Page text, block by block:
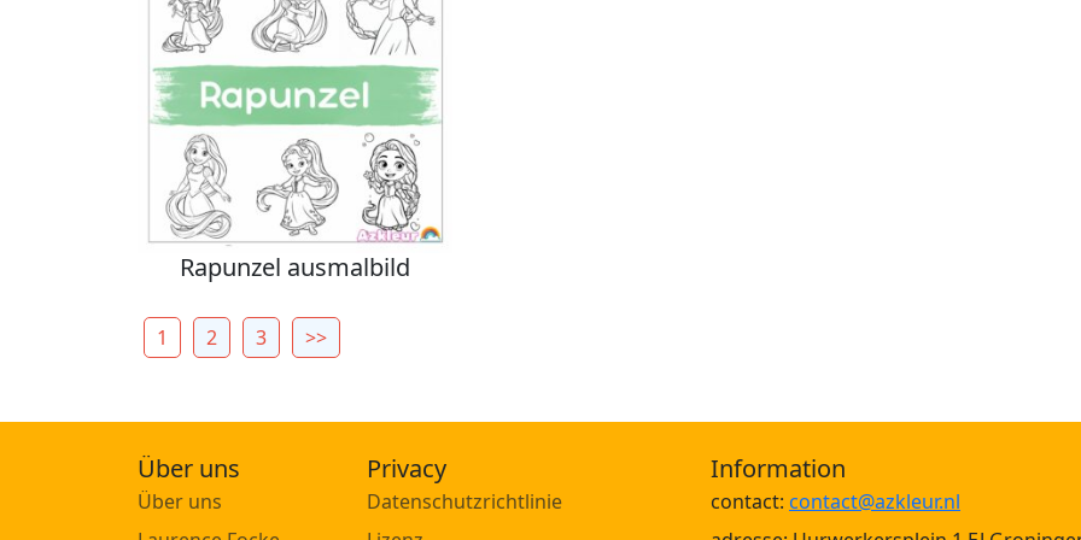
Rapunzel ausmalbild
1 2 3 >>
Über uns
Über uns
Privacy
Datenschutzrichtlinie
Information
contact: contact@azkleur.nl